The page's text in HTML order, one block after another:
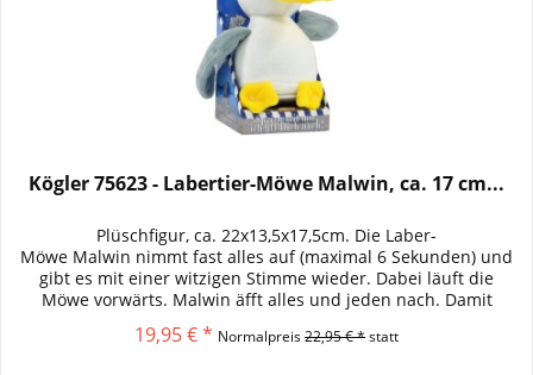
Kögler 75623 - Labertier-Möwe Malwin, ca. 17 cm...
Plüschfigur, ca. 22x13,5x17,5cm. Die Laber-
Möwe Malwin nimmt fast alles auf (maximal 6 Sekunden) und
gibt es mit einer witzigen Stimme wieder. Dabei läuft die
Möwe vorwärts. Malwin äfft alles und jeden nach. Damit
bringt man fast jeden...
19,95 € * Normalpreis22,95 € *statt